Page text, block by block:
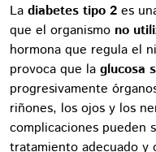
La diabetes tipo 2 es
que el organismo no
hormona que regula el
provoca que la glucosa
progresivamente
riñones, los ojos y los
complicaciones pueden
tratamiento adecuado y